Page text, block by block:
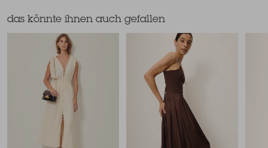
das könnte ihnen auch gefallen